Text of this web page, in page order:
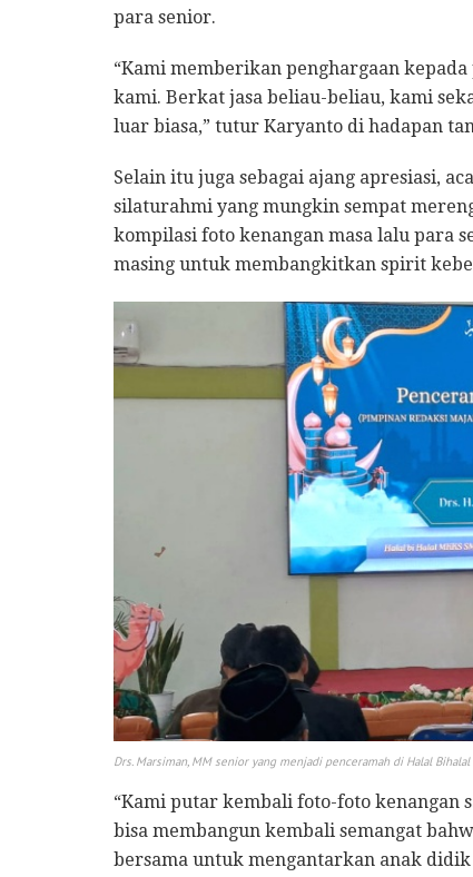
para senior.
​“Kami memberikan penghargaan
kami. Berkat jasa beliau-beliau, kami
luar biasa,” tutur Karyanto di hadapan
​Selain itu juga sebagai ajang apresiasi,
silaturahmi yang mungkin sempat
kompilasi foto kenangan masa lalu para
masing untuk membangkitkan spirit
Drs. Marsiman, MM senior yang menjadi penceramah di Halal Bihalal
​“Kami putar kembali foto-foto kenangan
bisa membangun kembali semangat
bersama untuk mengantarkan anak